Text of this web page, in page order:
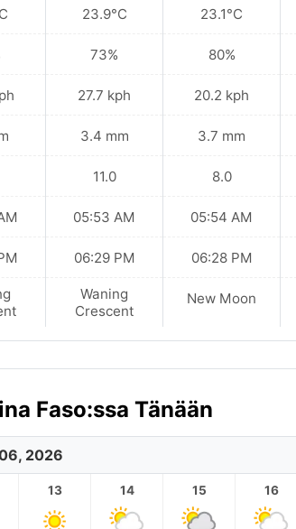
23.9°C
73%
27.7 kph
3.4 mm
11.0
05:53 AM
06:29 PM
Waning
Crescent
23.1°C
80%
20.2 kph
3.7 mm
8.0
05:54 AM
06:28 PM
New Moon
Faso:ssa Tänään
2026
13 14 15 16